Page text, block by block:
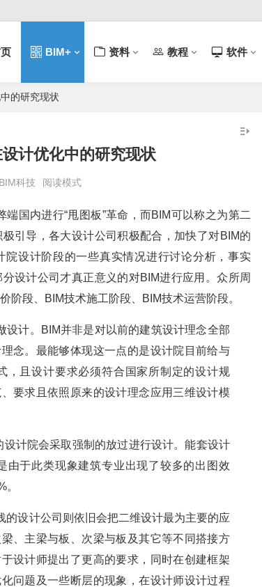
BIM+ 资料 教程 软件
的研究现状
计优化中的研究现状
BIM科技 阅读模式
国内进行“甩图板”革命，而BIM可以称之为第二
引导，各大设计公司积极配合，加快了对BIM的
设计阶段的一些真实情况进行讨论分析，事实
设计公司才真正意义的对BIM进行应用。众所周
阶段、BIM技术施工阶段、BIM技术运营阶段。
设计。BIM并非是对以前的建筑设计理念全部
念。最能够体现这一点的是设计院目前给与
，且设计要求必须符合国家所制定的设计规
要求且依照原来的设计理念应用三维设计模
设计院会采取强制的放过进行设计。能套设计
由于此类现象建筑专业出现了较多的出图效
的设计公司则依旧会把二维设计最为主要的应
、主梁与板、次梁与板及其它等不同搭接方
设计师提出了更高的要求，同时在创建框架
问题及一些断层的现象，在设计师设计过程